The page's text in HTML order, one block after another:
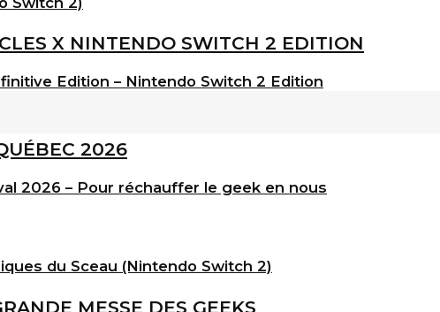
Edition – Nintendo Switch 2 Edition
2026 – Pour réchauffer le geek en nous
du Sceau (Nintendo Switch 2)